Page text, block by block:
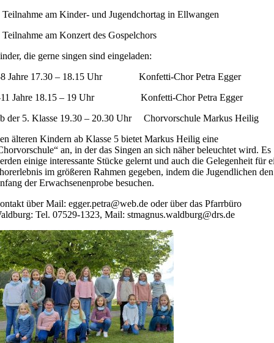
am Kinder- und Jugendchortag in Ellwangen
am Konzert des Gospelchors
die gerne singen sind eingeladen:
8 Jahre 17.30 – 18.15 Uhr Konfetti-Chor Petra Egger
11 Jahre 18.15 – 19 Uhr Konfetti-Chor Petra Egger
der 5. Klasse 19.30 – 20.30 Uhr Chorvorschule Markus Heilig
älteren Kindern ab Klasse 5 bietet Markus Heilig eine
an, in der das Singen an sich näher beleuchtet wird. Es
einige interessante Stücke gelernt und auch die Gelegenheit für
im größeren Rahmen gegeben, indem die Jugendlichen den
der Erwachsenenprobe besuchen.
über Mail: egger.petra@web.de oder über das Pfarrbüro
Tel. 07529-1323, Mail: stmagnus.waldburg@drs.de